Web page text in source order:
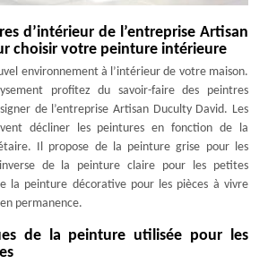
d’intérieur de l’entreprise Artisan
choisir votre peinture intérieure
environnement à l’intérieur de votre maison.
profitez du savoir-faire des peintres
de l’entreprise Artisan Duculty David. Les
décliner les peintures en fonction de la
Il propose de la peinture grise pour les
de la peinture claire pour les petites
la peinture décorative pour les pièces à vivre
permanence.
de la peinture utilisée pour les